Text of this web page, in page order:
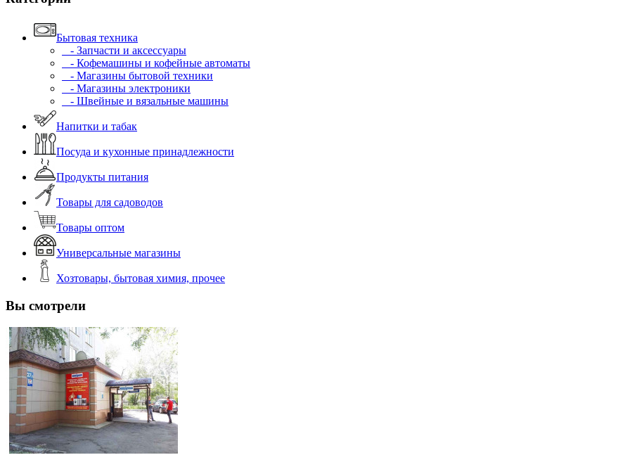
Бытовая техника
- Запчасти и аксессуары
- Кофемашины и кофейные автоматы
- Магазины бытовой техники
- Магазины электроники
- Швейные и вязальные машины
Напитки и табак
Посуда и кухонные принадлежности
Продукты питания
Товары для садоводов
Товары оптом
Универсальные магазины
Хозтовары, бытовая химия, прочее
Вы смотрели